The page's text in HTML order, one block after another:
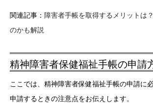
関連記事： 障害者手帳を取得するメリットは
のかも解説
精神障害者保健福祉手帳の申請
ここでは、精神障害者保健福祉手帳の申請に
申請するときの注意点をお伝えします。